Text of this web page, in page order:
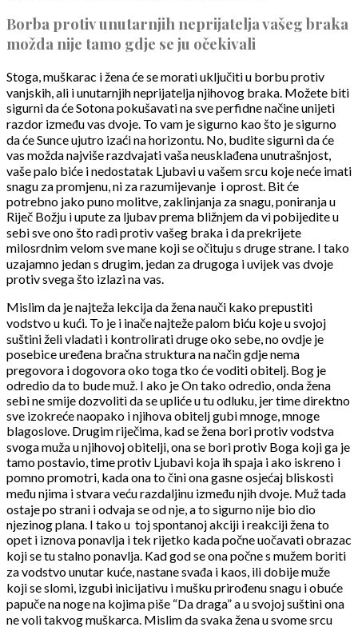
Borba protiv unutarnjih neprijatelja vašeg braka
možda nije tamo gdje se ju očekivali
Stoga, muškarac i žena će se morati uključiti u borbu protiv
vanjskih, ali i unutarnjih neprijatelja njihovog braka. Možete biti
sigurni da će Sotona pokušavati na sve perfidne načine unijeti
razdor između vas dvoje. To vam je sigurno kao što je sigurno
da će Sunce ujutro izaći na horizontu. No, budite sigurni da će
vas možda najviše razdvajati vaša neusklađena unutrašnjost,
vaše palo biće i nedostatak Ljubavi u vašem srcu koje neće imati
snagu za promjenu, ni za razumijevanje i oprost. Bit će
potrebno jako puno molitve, zaklinjanja za snagu, poniranja u
Riječ Božju i upute za ljubav prema bližnjem da vi pobijedite u
sebi sve ono što radi protiv vašeg braka i da prekrijete
milosrdnim velom sve mane koji se očituju s druge strane. I tako
uzajamno jedan s drugim, jedan za drugoga i uvijek vas dvoje
protiv svega što izlazi na vas.
Mislim da je najteža lekcija da žena nauči kako prepustiti
vodstvo u kući. To je i inače najteže palom biću koje u svojoj
suštini želi vladati i kontrolirati druge oko sebe, no ovdje je
posebice uređena bračna struktura na način gdje nema
pregovora i dogovora oko toga tko će voditi obitelj. Bog je
odredio da to bude muž. I ako je On tako odredio, onda žena
sebi ne smije dozvoliti da se upliće u tu odluku, jer time direktno
sve izokreće naopako i njihova obitelj gubi mnoge, mnoge
blagoslove. Drugim riječima, kad se žena bori protiv vodstva
svoga muža u njihovoj obitelji, ona se bori protiv Boga koji ga je
tamo postavio, time protiv Ljubavi koja ih spaja i ako iskreno i
pomno promotri, kada ona to čini ona gasne osjećaj bliskosti
među njima i stvara veću razdaljinu između njih dvoje. Muž tada
ostaje po strani i odvaja se od nje, a to sigurno nije bio dio
njezinog plana. I tako u toj spontanoj akciji i reakciji žena to
opet i iznova ponavlja i tek rijetko kada počne uočavati obrazac
koji se tu stalno ponavlja. Kad god se ona počne s mužem boriti
za vodstvo unutar kuće, nastane svađa i kaos, ili dobije muže
koji se slomi, izgubi inicijativu i mušku prirođenu snagu i obuće
papuče na noge na kojima piše “Da draga” a u svojoj suštini ona
ne voli takvog muškarca. Mislim da svaka žena u svome srcu